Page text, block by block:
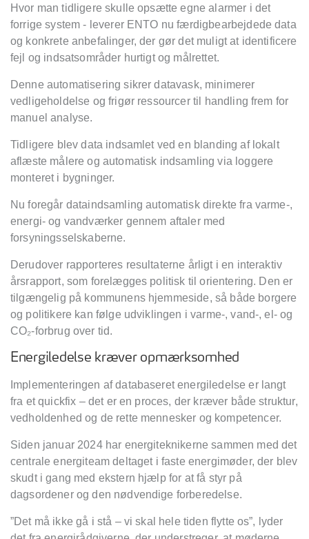
Hvor man tidligere skulle opsætte egne alarmer i det
forrige system - leverer ENTO nu færdigbearbejdede data
og konkrete anbefalinger, der gør det muligt at identificere
fejl og indsatsområder hurtigt og målrettet.
Denne automatisering sikrer datavask, minimerer
vedligeholdelse og frigør ressourcer til handling frem for
manuel analyse.
Tidligere blev data indsamlet ved en blanding af lokalt
aflæste målere og automatisk indsamling via loggere
monteret i bygninger.
Nu foregår dataindsamling automatisk direkte fra varme-,
energi- og vandværker gennem aftaler med
forsyningsselskaberne.
Derudover rapporteres resultaterne årligt i en interaktiv
årsrapport, som forelægges politisk til orientering. Den er
tilgængelig på kommunens hjemmeside, så både borgere
og politikere kan følge udviklingen i varme-, vand-, el- og
CO₂-forbrug over tid.
Energiledelse kræver opmærksomhed
Implementeringen af databaseret energiledelse er langt
fra et quickfix – det er en proces, der kræver både struktur,
vedholdenhed og de rette mennesker og kompetencer.
Siden januar 2024 har energiteknikerne sammen med det
centrale energiteam deltaget i faste energimøder, der blev
skudt i gang med ekstern hjælp for at få styr på
dagsordener og den nødvendige forberedelse.
”Det må ikke gå i stå – vi skal hele tiden flytte os”, lyder